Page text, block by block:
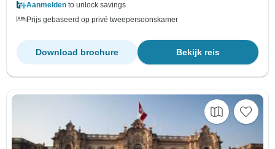
Aanmelden to unlock savings
Prijs gebaseerd op privé tweepersoonskamer
Bekijk reis
Download brochure